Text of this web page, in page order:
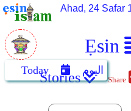
Ẹsin
Ahad, 24 Safar
Today اليومStories Share